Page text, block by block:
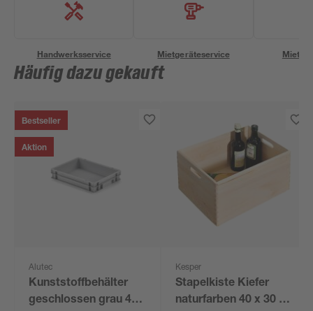
Handwerksservice Mietgeräteservice
Häufig dazu gekauft
Bestseller
Aktion
Alutec
Kunststoffbehälter
geschlossen grau 40
Kesper
Stapelkiste Kiefer
naturfarben 40 x 30 x